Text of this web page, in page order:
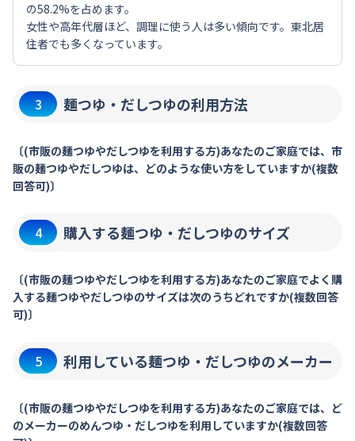
の58.2%を占めます。
女性や高年代層ほど、調理に使う人は多い傾向です。東北居
住者でも多くなっています。
3 麺つゆ・だしつゆの利用方法
〔(市販の麺つゆやだしつゆを利用する方)あなたのご家庭では、市
販の麺つゆやだしつゆは、どのような使い方をしていますか(複数
回答可)〕
4 購入する麺つゆ・だしつゆのサイズ
〔(市販の麺つゆやだしつゆを利用する方)あなたのご家庭でよく購
入する麺つゆやだしつゆのサイズは次のうちどれですか(複数回答
可)〕
5 利用している麺つゆ・だしつゆのメーカー
〔(市販の麺つゆやだしつゆを利用する方)あなたのご家庭では、ど
のメーカーのめんつゆ・だしつゆを利用していますか(複数回答